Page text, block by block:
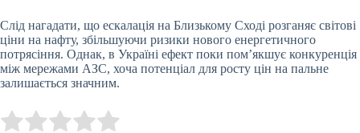
Слід нагадати, що ескалація на Близькому Сході розганяє світові
ціни на нафту, збільшуючи ризики нового енергетичного
потрясіння. Однак, в Україні ефект поки пом’якшує конкуренція
між мережами АЗС, хоча потенціал для росту цін на пальне
залишається значним.
Rate this item: